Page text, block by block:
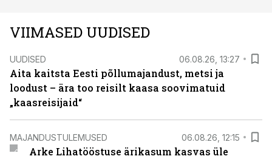
VIIMASED UUDISED
UUDISED 06.08.26, 13:27
Aita kaitsta Eesti põllumajandust, metsi ja
loodust – ära too reisilt kaasa soovimatuid
„kaasreisijaid“
MAJANDUSTULEMUSED 06.08.26, 12:15
Arke Lihatööstuse ärikasum kasvas üle